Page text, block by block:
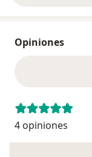
Opiniones
4 opiniones